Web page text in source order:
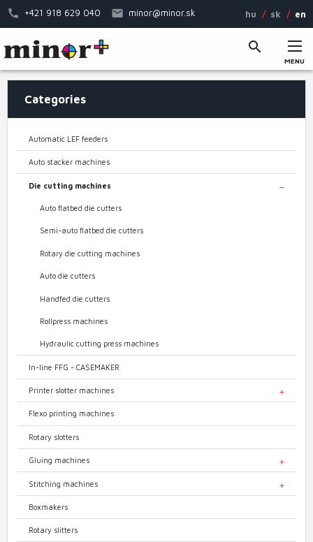
main
+421 918 629 040 minor@minor.sk hu sk en
menu
MENU
Categories
Automatic LEF feeders
Auto stacker machines
Die cutting machines
Auto flatbed die cutters
Semi-auto flatbed die cutters
Rotary die cutting machines
Auto die cutters
Handfed die cutters
Rollpress machines
Hydraulic cutting press machines
In-line FFG - CASEMAKER
Printer slotter machines
Flexo printing machines
Rotary slotters
Gluing machines
Stitching machines
Boxmakers
Rotary slitters